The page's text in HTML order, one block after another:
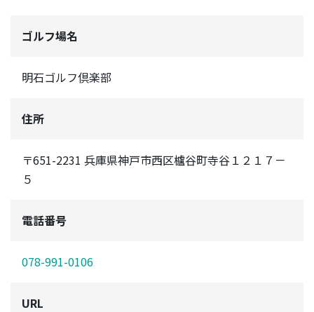
ゴルフ場名
明石ゴルフ倶楽部
住所
〒651-2231 兵庫県神戸市西区櫨谷町寺谷１２１７－
５
電話番号
078-991-0106
URL